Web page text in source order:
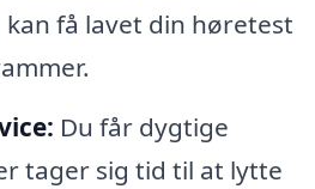
få lavet din høretest
Du får dygtige
tager sig tid til at lytte